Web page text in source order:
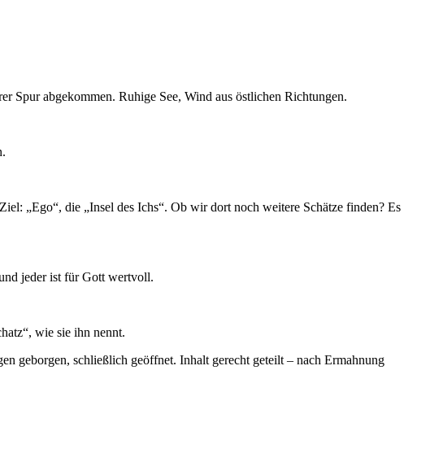
Spur abgekommen. Ruhige See, Wind aus östlichen Richtungen.
„Ego“, die „Insel des Ichs“. Ob wir dort noch weitere Schätze finden? Es
jeder ist für Gott wertvoll.
wie sie ihn nennt.
geborgen, schließlich geöffnet. Inhalt gerecht geteilt – nach Ermahnung